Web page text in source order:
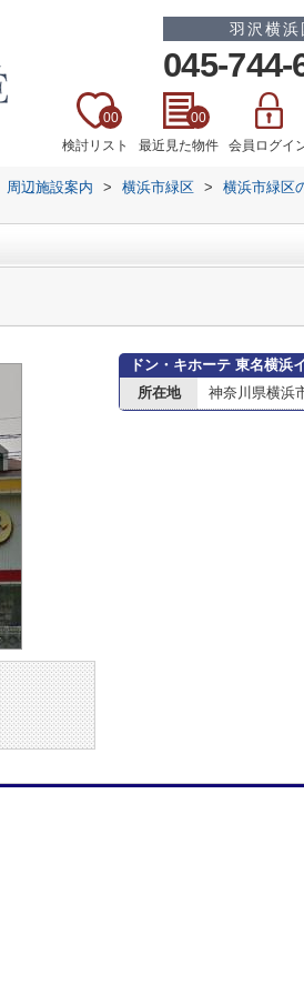
羽沢横浜
045-744-
検討リスト
00
最近見た物件
00
会員ログイ
周辺施設案内 > 横浜市緑区 > 横浜市緑区
ドン・キホーテ 東名横浜
所在地
神奈川県横浜